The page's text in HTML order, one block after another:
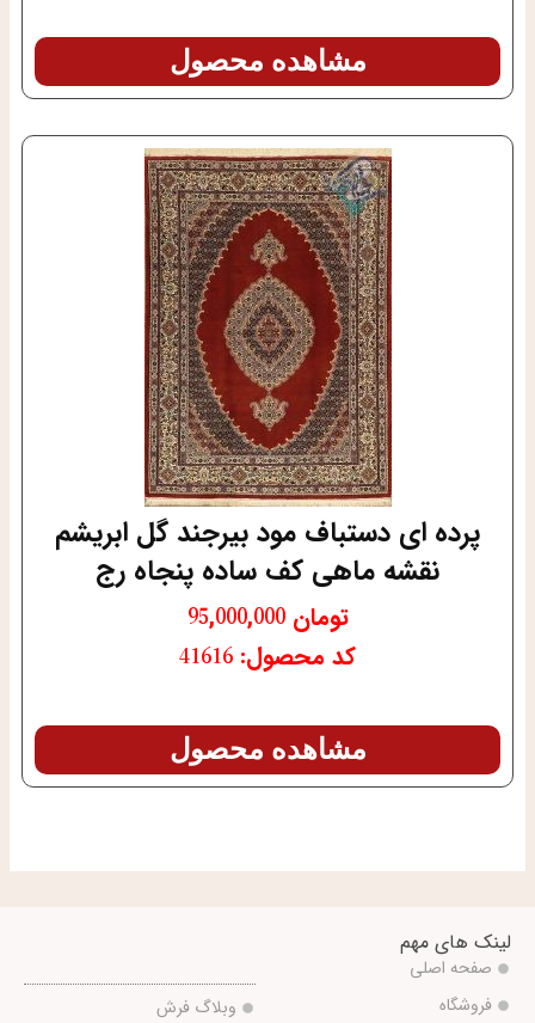
مشاهده محصول
پرده ای دستباف مود بیرجند گل ابریشم
نقشه ماهی کف ساده پنجاه رج
تومان 95,000,000
کد محصول: 41616
مشاهده محصول
لینک های مهم
صفحه اصلی
فروشگاه
وبلاگ فرش